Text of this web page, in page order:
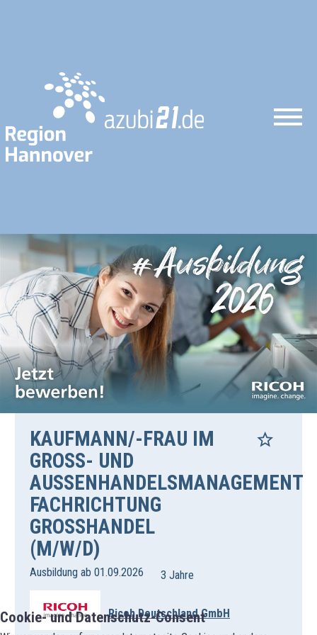
Cookie- und Datenschutz-Consent
KAUFMANN/-FRAU IM
GROSS- UND A
USSENHANDELSMANAGEMENT FA
CHRICHTUNG GR
OSSHANDEL (M/
W/D)
Ausbildung ab 01.09.2026 3 Jahre
Ricoh Deutschland GmbH